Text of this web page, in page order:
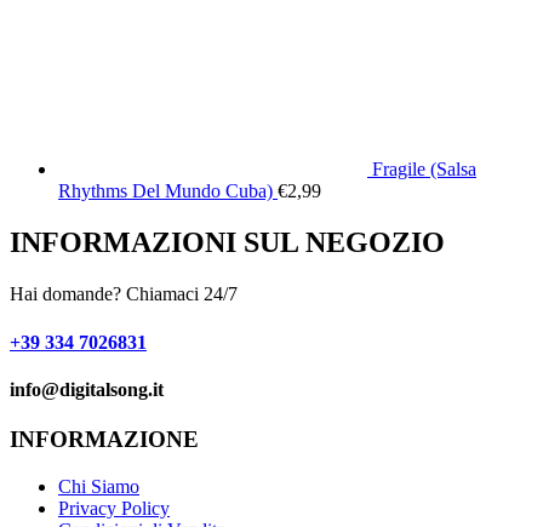
Fragile (Salsa
Rhythms Del Mundo Cuba) €2,99
INFORMAZIONI SUL NEGOZIO
Hai domande? Chiamaci 24/7
+39 334 7026831
info@digitalsong.it​
INFORMAZIONE
Chi Siamo
Privacy Policy